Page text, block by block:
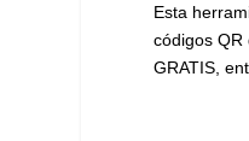
Esta
códigos QR
GRATIS,